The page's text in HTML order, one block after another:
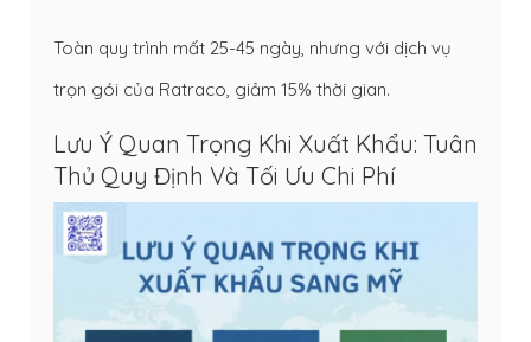
Toàn quy trình mất 25-45 ngày, nhưng với dịch vụ
trọn gói của Ratraco, giảm 15% thời gian.
Lưu Ý Quan Trọng Khi Xuất Khẩu: Tuân
Thủ Quy Định Và Tối Ưu Chi Phí